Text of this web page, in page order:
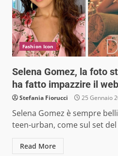
Fashion Icon
Selena Gomez, la foto
ha fatto impazzire il web
Stefania Fiorucci 25 Gennaio
Selena Gomez è sempre
teen-urban, come sul set
Read More